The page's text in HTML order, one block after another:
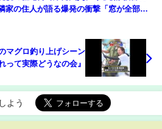
の住人が語る爆発の衝撃「窓が全部割
マグロ釣り上げシーン
って実際どうなの会』
よう